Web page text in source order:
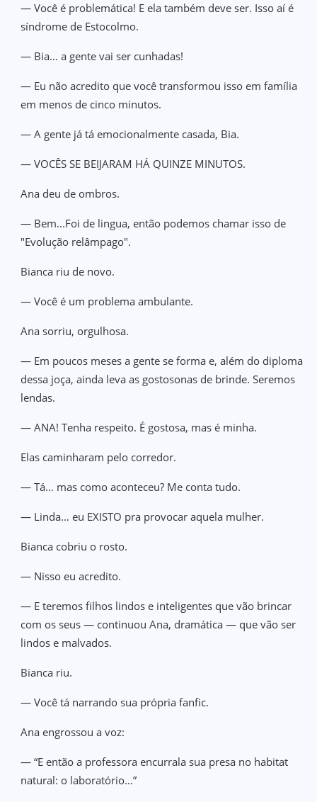
— Você é problemática! E ela também deve ser. Isso aí é
síndrome de Estocolmo.
— Bia… a gente vai ser cunhadas!
— Eu não acredito que você transformou isso em família
em menos de cinco minutos.
— A gente já tá emocionalmente casada, Bia.
— VOCÊS SE BEIJARAM HÁ QUINZE MINUTOS.
Ana deu de ombros.
— Bem...Foi de lingua, então podemos chamar isso de
"Evolução relâmpago".
Bianca riu de novo.
— Você é um problema ambulante.
Ana sorriu, orgulhosa.
— Em poucos meses a gente se forma e, além do diploma
dessa joça, ainda leva as gostosonas de brinde. Seremos
lendas.
— ANA! Tenha respeito. É gostosa, mas é minha.
Elas caminharam pelo corredor.
— Tá… mas como aconteceu? Me conta tudo.
— Linda… eu EXISTO pra provocar aquela mulher.
Bianca cobriu o rosto.
— Nisso eu acredito.
— E teremos filhos lindos e inteligentes que vão brincar
com os seus — continuou Ana, dramática — que vão ser
lindos e malvados.
Bianca riu.
— Você tá narrando sua própria fanfic.
Ana engrossou a voz:
— “E então a professora encurrala sua presa no habitat
natural: o laboratório…”